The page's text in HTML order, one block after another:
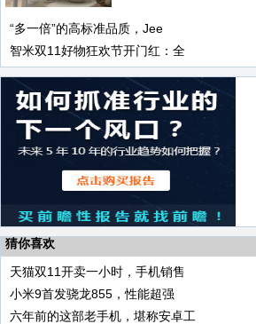
“多一倍”的高标准品质，Jee
智米双11好物狂欢节开门红：全
猜你喜欢
天猫双11开卖一小时，手机销售
小米9首发骁龙855，性能超强
六年前的这部老手机，堪称安卓工